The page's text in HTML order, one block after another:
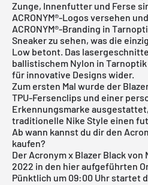
Zunge, Innenfutter und Ferse
ACRONYM®-Logos versehen
ACRONYM®-Branding in
Sneaker zu sehen, was die
Low betont. Das
ballistischem Nylon in
für innovative Designs wider.
Zum ersten Mal wurde der
TPU-Fersenclips und einer
Erkennungsmarke
traditionelle Nike Style einen
Ab wann kannst du dir den
kaufen?
Der Acronym x Blazer Black von
2022 in den hier aufgeführten
Pünktlich um 09:00 Uhr startet